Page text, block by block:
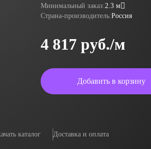
Минимальный заказ:2.3 м
Страна-производитель:Россия
4 817 руб./м
Добавить в корзину
каталог Доставка и оплата